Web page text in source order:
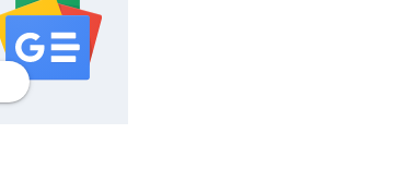
profilgoogle news